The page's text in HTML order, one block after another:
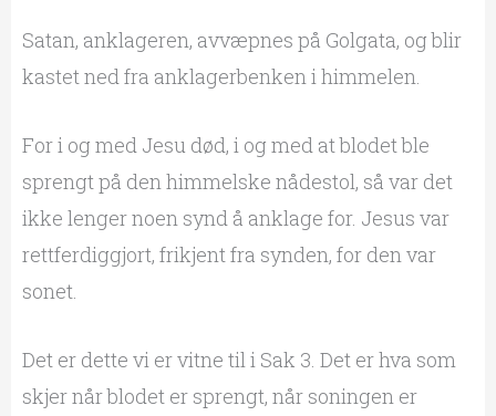
Satan, anklageren, avvæpnes på Golgata, og blir
kastet ned fra anklagerbenken i himmelen.
For i og med Jesu død, i og med at blodet ble
sprengt på den himmelske nådestol, så var det
ikke lenger noen synd å anklage for. Jesus var
rettferdiggjort, frikjent fra synden, for den var
sonet.
Det er dette vi er vitne til i Sak 3. Det er hva som
skjer når blodet er sprengt, når soningen er